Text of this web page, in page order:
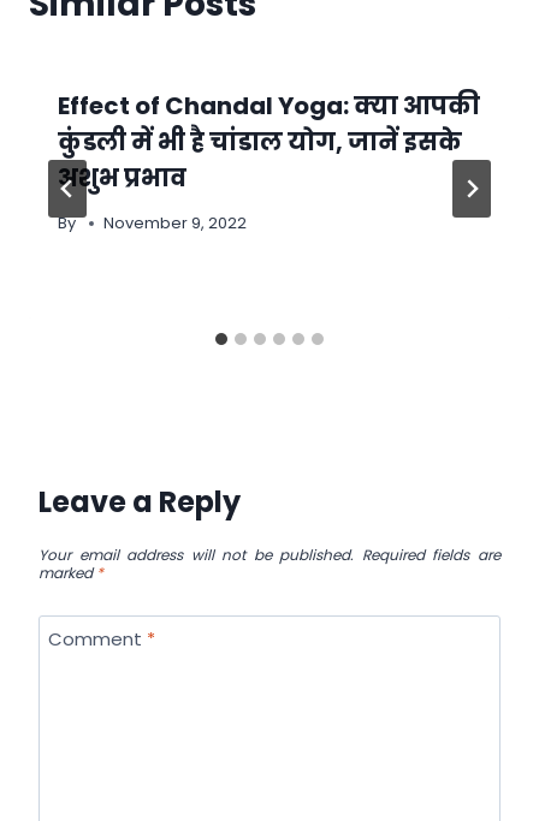
Effect of Chandal Yoga: क्या आपकी
कुंडली में भी है चांडाल योग, जानें इसके
अशुभ प्रभाव
By November 9, 2022
Leave a Reply
Your email address will not be published. Required fields are
marked*
Comment *